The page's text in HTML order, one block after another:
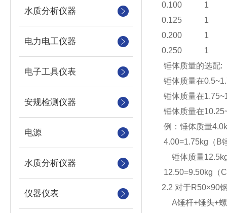
水质分析仪器
电力电工仪器
电子工具仪表
安规检测仪器
电源
水质分析仪器
仪器仪表
0.100 1
0.125 1
0.200 1
0.250 1
锤体质量的选配:
锤体质量在
锤体质量在
锤体质量在
例：锤体质量
4.00=1.75kg（B
锤体质量
12.50=9.50kg（
2.2 对于R50×90
A锤杆+锤头+螺